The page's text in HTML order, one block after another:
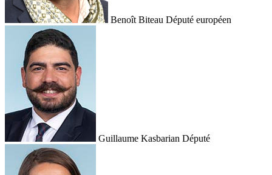
Benoît Biteau Député européen
Guillaume Kasbarian Député